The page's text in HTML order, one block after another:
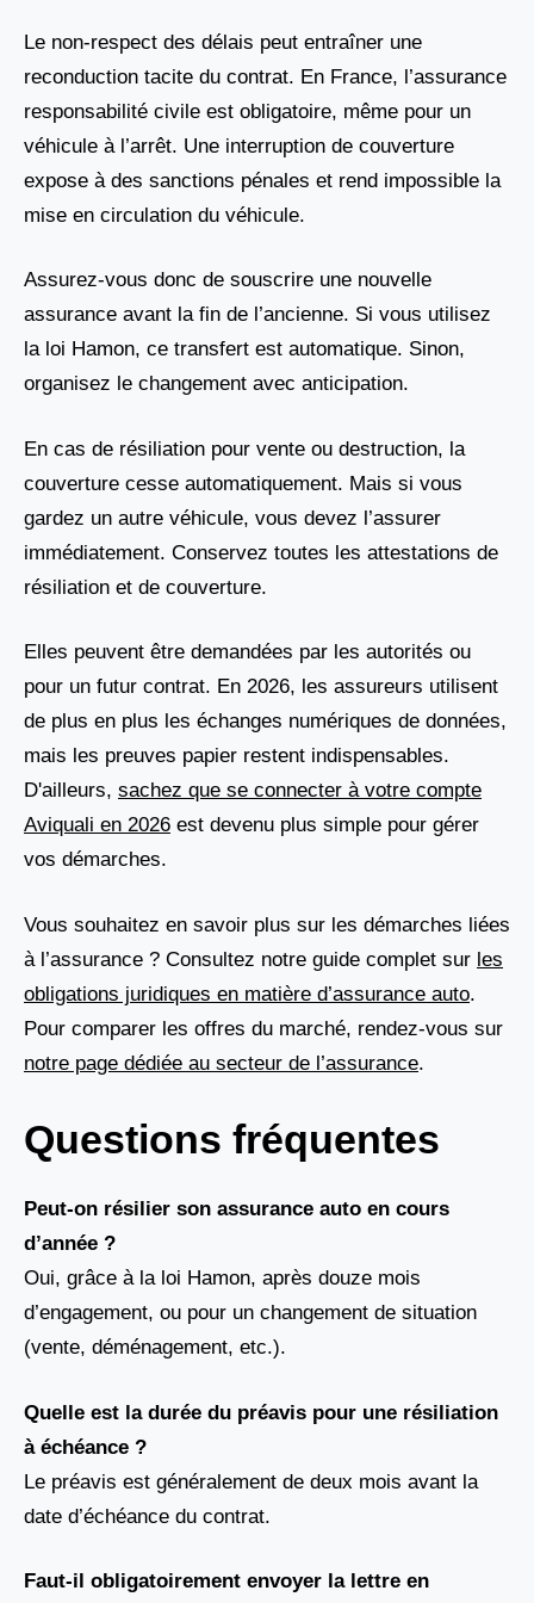
Le non-respect des délais peut entraîner une
reconduction tacite du contrat. En France, l’assurance
responsabilité civile est obligatoire, même pour un
véhicule à l’arrêt. Une interruption de couverture
expose à des sanctions pénales et rend impossible la
mise en circulation du véhicule.
Assurez-vous donc de souscrire une nouvelle
assurance avant la fin de l’ancienne. Si vous utilisez
la loi Hamon, ce transfert est automatique. Sinon,
organisez le changement avec anticipation.
En cas de résiliation pour vente ou destruction, la
couverture cesse automatiquement. Mais si vous
gardez un autre véhicule, vous devez l’assurer
immédiatement. Conservez toutes les attestations de
résiliation et de couverture.
Elles peuvent être demandées par les autorités ou
pour un futur contrat. En 2026, les assureurs utilisent
de plus en plus les échanges numériques de données,
mais les preuves papier restent indispensables.
D'ailleurs, sachez que se connecter à votre compte
Aviquali en 2026 est devenu plus simple pour gérer
vos démarches.
Vous souhaitez en savoir plus sur les démarches liées
à l’assurance ? Consultez notre guide complet sur les
obligations juridiques en matière d’assurance auto.
Pour comparer les offres du marché, rendez-vous sur
notre page dédiée au secteur de l’assurance.
Questions fréquentes
Peut-on résilier son assurance auto en cours
d’année ?
Oui, grâce à la loi Hamon, après douze mois
d’engagement, ou pour un changement de situation
(vente, déménagement, etc.).
Quelle est la durée du préavis pour une résiliation
à échéance ?
Le préavis est généralement de deux mois avant la
date d’échéance du contrat.
Faut-il obligatoirement envoyer la lettre en